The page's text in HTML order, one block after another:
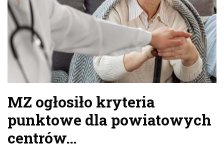
MZ ogłosiło kryteria
punktowe dla powiatowych
centrów…